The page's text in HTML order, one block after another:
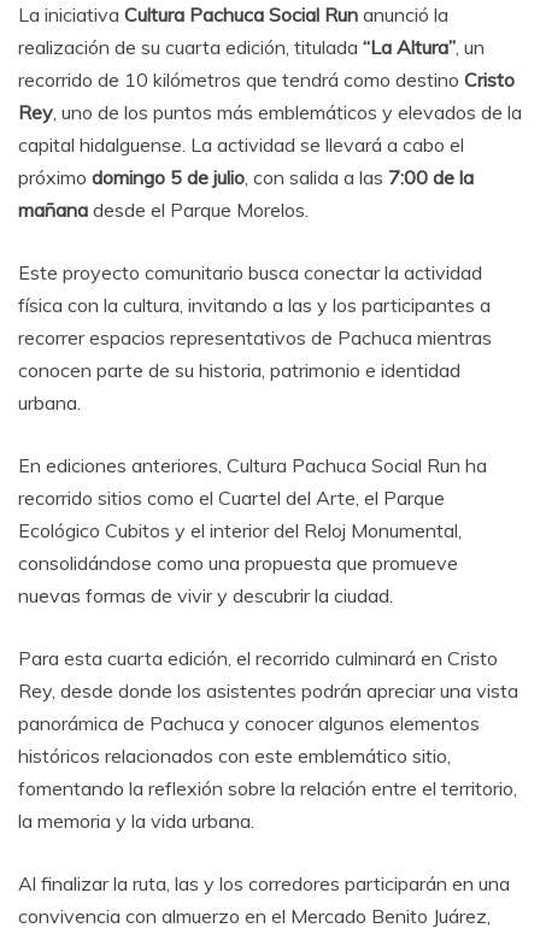
La iniciativa Cultura Pachuca Social Run anunció la
realización de su cuarta edición, titulada “La Altura” , un
recorrido de 10 kilómetros que tendrá como destino Cristo
Rey , uno de los puntos más emblemáticos y elevados de la
capital hidalguense. La actividad se llevará a cabo el
próximo domingo 5 de julio , con salida a las 7:00 de la
mañana desde el Parque Morelos.
Este proyecto comunitario busca conectar la actividad
física con la cultura, invitando a las y los participantes a
recorrer espacios representativos de Pachuca mientras
conocen parte de su historia, patrimonio e identidad
urbana.
En ediciones anteriores, Cultura Pachuca Social Run ha
recorrido sitios como el Cuartel del Arte, el Parque
Ecológico Cubitos y el interior del Reloj Monumental,
consolidándose como una propuesta que promueve
nuevas formas de vivir y descubrir la ciudad.
Para esta cuarta edición, el recorrido culminará en Cristo
Rey, desde donde los asistentes podrán apreciar una vista
panorámica de Pachuca y conocer algunos elementos
históricos relacionados con este emblemático sitio,
fomentando la reflexión sobre la relación entre el territorio,
la memoria y la vida urbana.
Al finalizar la ruta, las y los corredores participarán en una
convivencia con almuerzo en el Mercado Benito Juárez,